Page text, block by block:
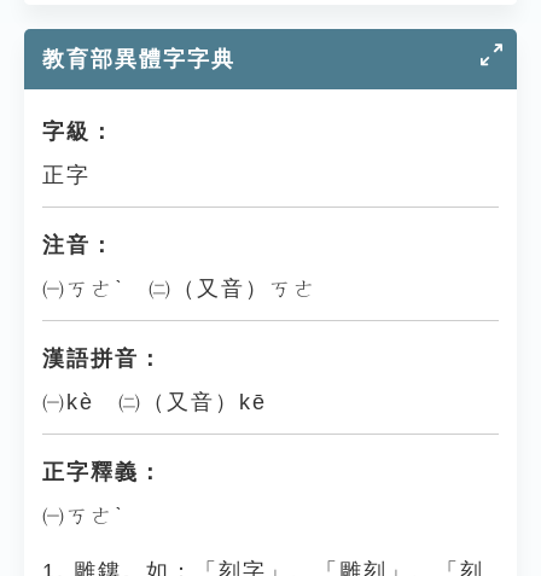
教育部異體字字典
字級：
正字
注音：
㈠ㄎㄜˋ ㈡（又音）ㄎㄜ
漢語拼音：
㈠kè ㈡（又音）kē
正字釋義：
㈠ㄎㄜˋ
1. 雕鏤。如：「刻字」、「雕刻」、「刻